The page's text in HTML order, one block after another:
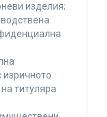
изделия;
изричното
титуляра